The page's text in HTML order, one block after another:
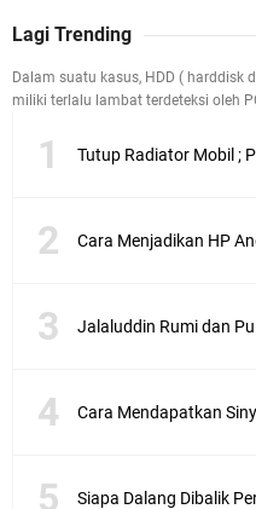
Lagi Trending
Dalam suatu kasus, HDD ( harddisk
miliki terlalu lambat terdeteksi oleh
Tutup Radiator Mobil ;
Jalaluddin Rumi dan
Siapa Dalang Dibalik